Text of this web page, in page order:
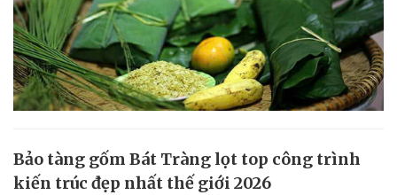
Bảo tàng gốm Bát Tràng lọt top công trình
kiến trúc đẹp nhất thế giới 2026